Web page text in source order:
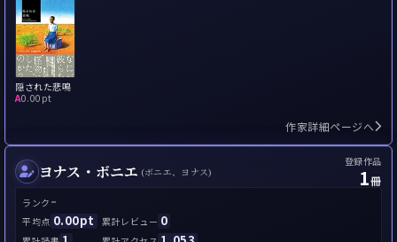
隠された悲鳴
A0.00pt
作家詳細ページへ
ヨナス・ボニエ (ボニエ、ヨナス)
登録作品
1冊
ランク -
平均点 0.00pt 累計レビュー 0